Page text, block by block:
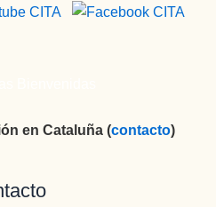
en Cataluña (contacto)